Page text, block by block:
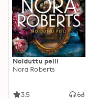
Noiduttu peili
Nora Roberts
3.5